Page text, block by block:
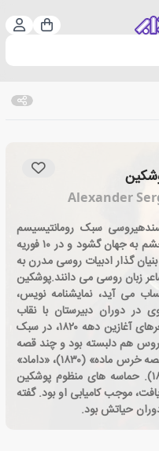
سبد
Alexander
سبک رومانتیسیسم
است. او در ۶ ژوئن ۱۷۹۹ در شهر مسکو چشم به جهان گشود و در ۱۰ فوریه
گذار ادبیات روسی مدرن به
زبان روسی می دانند.پوشکین
می آید، نمایشنامه نویس،
در دوران دبیرستان با نقاب
قراردادی مکتب کلاسیک عرضه شد و شعرهای آغازین دهه ۱۸۲۰، در سبک
روس هم دلبسته بود و چند قصه
و ترانه عامیانه هم تصنیف کرده همانند «قصه خرس ماده» (۱۸۳۰)، «داماد»
(۱۸۲۵) و «قصه ماهیگیر و ماهی» (۱۸۳۳). حماسه های منظوم پوشکین
سرای» در ۱۸۲۴ انتشار یافت، موجب کامیابی او بود. گفته
حیاتش بود.